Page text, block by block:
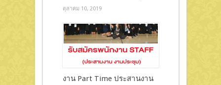
ตุลาคม 10, 2019
งาน Part Time ประสานงาน